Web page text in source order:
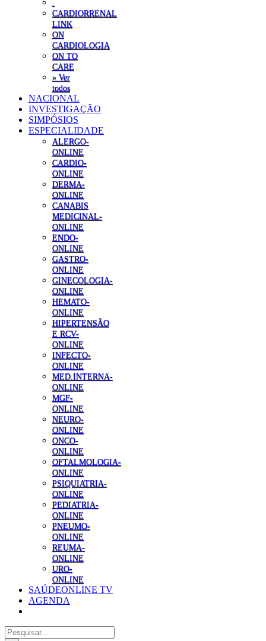
CARDIORRENAL
LINK
ON
CARDIOLOGIA
ON TO
CARE
» Ver
todos
NACIONAL
INVESTIGAÇÃO
SIMPÓSIOS
ESPECIALIDADE
ALERGO-
ONLINE
CARDIO-
ONLINE
DERMA-
ONLINE
CANABIS
MEDICINAL-
ONLINE
ENDO-
ONLINE
GASTRO-
ONLINE
GINECOLOGIA-
ONLINE
HEMATO-
ONLINE
HIPERTENSÃO
E RCV-
ONLINE
INFECTO-
ONLINE
MED.INTERNA-
ONLINE
MGF-
ONLINE
NEURO-
ONLINE
ONCO-
ONLINE
OFTALMOLOGIA-
ONLINE
PSIQUIATRIA-
ONLINE
PEDIATRIA-
ONLINE
PNEUMO-
ONLINE
REUMA-
ONLINE
URO-
ONLINE
SAÚDEONLINE TV
AGENDA
Pesquisar